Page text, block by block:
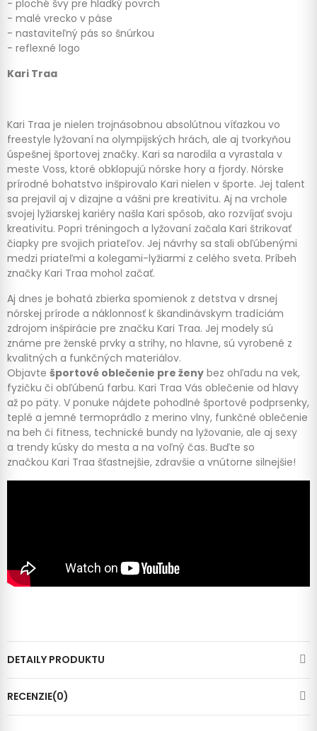
- ploché švy pre hladký povrch
- malé vrecko v páse
- nastaviteľný pás so šnúrkou
- reflexné logo
Kari Traa
Kari Traa je nielen trojnásobnou absolútnou víťazkou vo
freestyle lyžovaní na olympijských hrách, ale aj tvorkyňou
úspešnej športovej značky. Kari sa narodila a vyrastala v
meste Voss, ktoré obklopujú nórske hory a fjordy. Nórske
prírodné bohatstvo inšpirovalo Kari nielen v športe. Jej talent
sa prejavil aj v dizajne a vášni pre kreativitu. Aj na vrchole
svojej lyžiarskej kariéry našla Kari spôsob, ako rozvíjať svoju
kreativitu. Popri tréningoch a lyžovaní začala Kari štrikovať
čiapky pre svojich priateľov. Jej návrhy sa stali obľúbenými
medzi priateľmi a kolegami-lyžiarmi z celého sveta. Príbeh
značky Kari Traa mohol začať.
Aj dnes je bohatá zbierka spomienok z detstva v drsnej
nórskej prírode a náklonnosť k škandinávskym tradíciám
zdrojom inšpirácie pre značku Kari Traa. Jej modely sú
známe pre ženské prvky a strihy, no hlavne, sú vyrobené z
kvalitných a funkčných materiálov.
Objavte športové oblečenie pre ženy bez ohľadu na vek,
fyzičku či obľúbenú farbu. Kari Traa Vás oblečenie od hlavy
až po päty. V ponuke nájdete pohodlné športové podprsenky,
teplé a jemné termoprádlo z merino vlny, funkčné oblečenie
na beh či fitness, technické bundy na lyžovanie, ale aj sexy
a trendy kúsky do mesta a na voľný čas. Buďte so
značkou Kari Traa šťastnejšie, zdravšie a vnútorne silnejšie!
DETAILY PRODUKTU
RECENZIE(0)